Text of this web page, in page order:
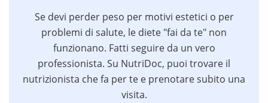
Se devi perder peso per motivi estetici o per
problemi di salute, le diete "fai da te" non
funzionano. Fatti seguire da un vero
professionista. Su NutriDoc, puoi trovare il
nutrizionista che fa per te e prenotare subito una
visita.